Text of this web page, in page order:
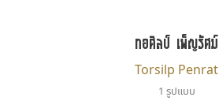
ทอศิลป์ เพ็ญรัศม์
Torsilp Penrat
1 รูปแบบ